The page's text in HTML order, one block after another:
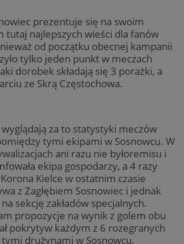
prezentuje się na swoim
tutaj najlepszych wieści dla fanów
od początku obecnej kampanii
tylko jeden punkt w meczach
dorobek składają się 3 porażki, a
ze Skrą Częstochowa.
za to statystyki meczów
tymi ekipami w Sosnowcu. W
ani razu nie byłoremisu i
ekipa gospodarzy, a 4 razy
Kielce w ostatnim czasie
z Zagłębiem Sosnowiec i jednak
sekcję zakładów specjalnych.
propozycje na wynik z golem obu
pokrytyw każdym z 6 rozegranych
drużynami w Sosnowcu.